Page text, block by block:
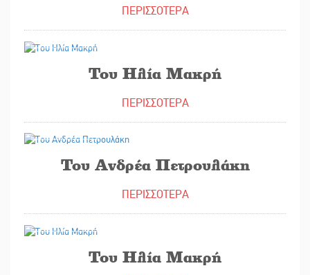
ΠΕΡΙΣΣΟΤΕΡΑ
Του Ηλία Μακρή
ΠΕΡΙΣΣΟΤΕΡΑ
Του Ανδρέα Πετρουλάκη
ΠΕΡΙΣΣΟΤΕΡΑ
Του Ηλία Μακρή